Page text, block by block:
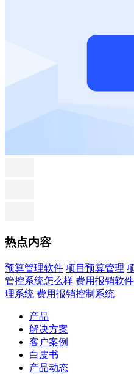
热点内容
预算管理软件 项目预算管理
管控系统怎么样 费用报销软
理系统 费用报销控制系统
产品
解决方案
客户案例
白皮书
产品动态